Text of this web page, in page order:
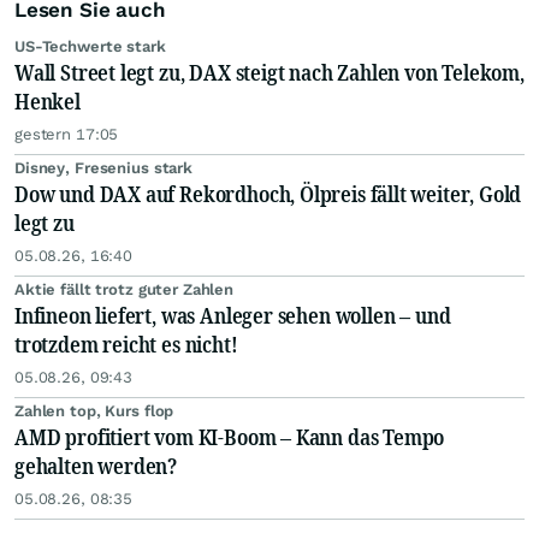
Lesen Sie auch
US-Techwerte stark
Wall Street legt zu, DAX steigt nach Zahlen von Telekom,
Henkel
gestern 17:05
Disney, Fresenius stark
Dow und DAX auf Rekordhoch, Ölpreis fällt weiter, Gold
legt zu
05.08.26, 16:40
Aktie fällt trotz guter Zahlen
Infineon liefert, was Anleger sehen wollen – und
trotzdem reicht es nicht!
05.08.26, 09:43
Zahlen top, Kurs flop
AMD profitiert vom KI-Boom – Kann das Tempo
gehalten werden?
05.08.26, 08:35